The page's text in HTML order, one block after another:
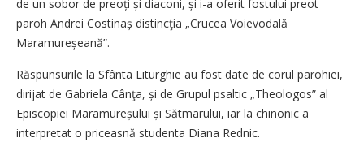
de un sobor de preoți și diaconi, și i-a oferit fostului preot
paroh Andrei Costinaș distincţia „Crucea Voievodală
Maramureșeană”.
Răspunsurile la Sfânta Liturghie au fost date de corul parohiei,
dirijat de Gabriela Cânţa, și de Grupul psaltic „Theologos” al
Episcopiei Maramureșului și Sătmarului, iar la chinonic a
interpretat o priceasnă studenta Diana Rednic.